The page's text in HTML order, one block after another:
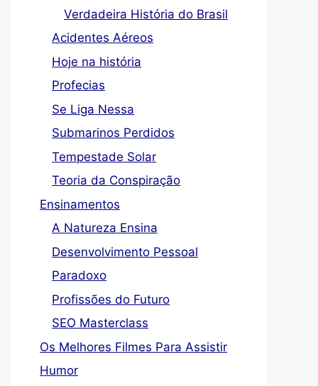
Verdadeira História do Brasil
Acidentes Aéreos
Hoje na história
Profecias
Se Liga Nessa
Submarinos Perdidos
Tempestade Solar
Teoria da Conspiração
Ensinamentos
A Natureza Ensina
Desenvolvimento Pessoal
Paradoxo
Profissões do Futuro
SEO Masterclass
Os Melhores Filmes Para Assistir
Humor